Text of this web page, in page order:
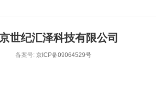
世纪汇泽科技有限公司
备案号: 京ICP备09064529号